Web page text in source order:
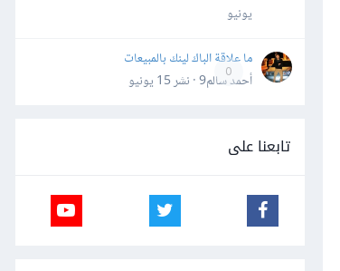
يونيو
0
ما علاقة الباك لينك بالمبيعات
أحمد سالم9 · نشر
15 يونيو
تابعنا على